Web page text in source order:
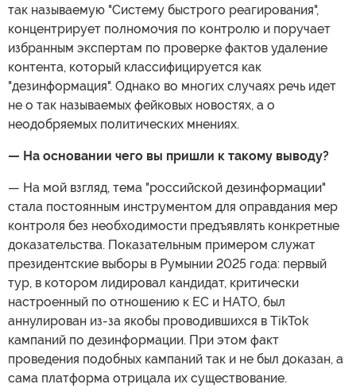
так называемую "Систему быстрого реагирования",
концентрирует полномочия по контролю и поручает
избранным экспертам по проверке фактов удаление
контента, который классифицируется как
"дезинформация". Однако во многих случаях речь идет
не о так называемых фейковых новостях, а о
неодобряемых политических мнениях.
— На основании чего вы пришли к такому выводу?
— На мой взгляд, тема "российской дезинформации"
стала постоянным инструментом для оправдания мер
контроля без необходимости предъявлять конкретные
доказательства. Показательным примером служат
президентские выборы в Румынии 2025 года: первый
тур, в котором лидировал кандидат, критически
настроенный по отношению к ЕС и НАТО, был
аннулирован из-за якобы проводившихся в TikTok
кампаний по дезинформации. При этом факт
проведения подобных кампаний так и не был доказан, а
сама платформа отрицала их существование.